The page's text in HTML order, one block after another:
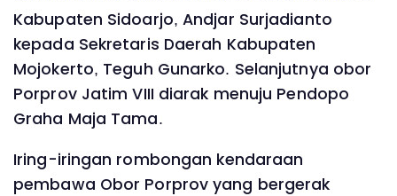
Kabupaten Sidoarjo, Andjar Surjadianto
kepada Sekretaris Daerah Kabupaten
Mojokerto, Teguh Gunarko. Selanjutnya obor
Porprov Jatim VIII diarak menuju Pendopo
Graha Maja Tama.
Iring-iringan rombongan kendaraan
pembawa Obor Porprov yang bergerak